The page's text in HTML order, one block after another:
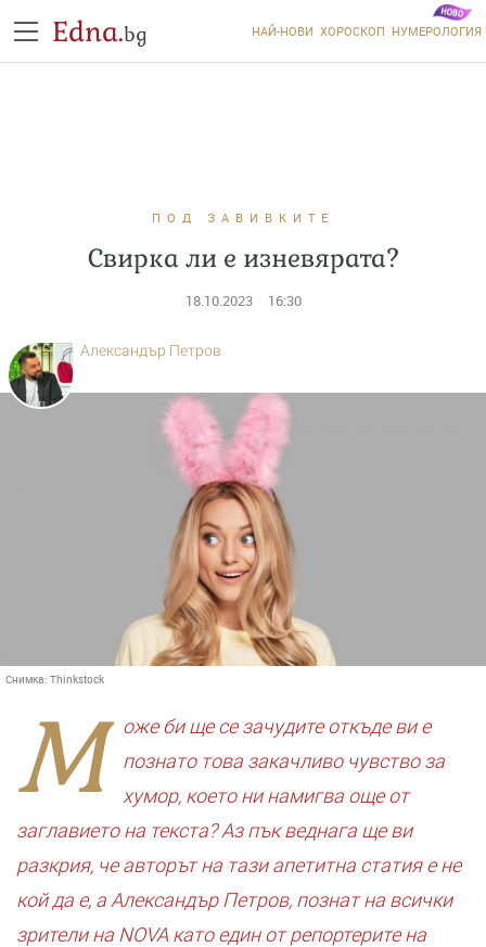
Edna.bg НАЙ-НОВИ ХОРОСКОП НУМЕРОЛОГИЯ
ПОД ЗАВИВКИТЕ
Свирка ли е изневярата?
18.10.2023 16:30
Снимка: Thinkstock
Александър Петров
М
оже би ще се зачудите откъде ви е
познато това закачливо чувство за
хумор, което ни намигва още от
заглавието на текста? Аз пък веднага ще ви
разкрия, че авторът на тази апетитна статия е не
кой да е, а Александър Петров, познат на всички
зрители на NOVA като един от репортерите на